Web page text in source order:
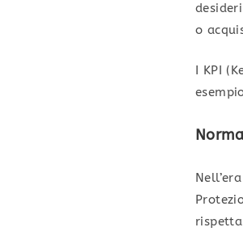
o
I KPI